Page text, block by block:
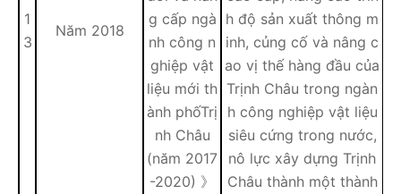
1
3
Năm 2018
g cấp ngà
nh công n
ghiệp vật
liệu mới th
ành phốTrị
nh Châu
(năm 2017
-2020) 》
h độ sản xuất thông m
inh, củng cố và nâng c
ao vị thế hàng đầu của
Trịnh Châu trong ngàn
h công nghiệp vật liệu
siêu cứng trong nước,
nô lực xây dựng Trịnh
Châu thành một thành